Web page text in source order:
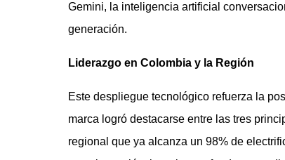
Gemini, la inteligencia artificial
generación.
Liderazgo en Colombia y la Región
Este despliegue tecnológico refuerza la
marca logró destacarse entre las tres
regional que ya alcanza un 98% de